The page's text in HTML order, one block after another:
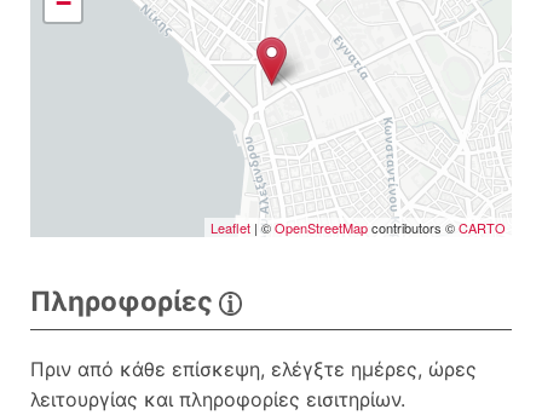
Leaflet | ©OpenStreetMapcontributors ©CARTO
Πληροφορίες
Πριν από κάθε επίσκεψη, ελέγξτε ημέρες, ώρες
λειτουργίας και πληροφορίες εισιτηρίων.